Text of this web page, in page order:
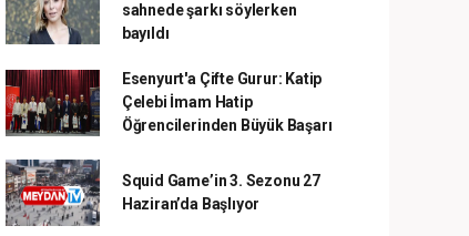
sahnede şarkı söylerken
bayıldı
Esenyurt'a Çifte Gurur: Katip
Çelebi İmam Hatip
Öğrencilerinden Büyük Başarı
Squid Game’in 3. Sezonu 27
Haziran’da Başlıyor